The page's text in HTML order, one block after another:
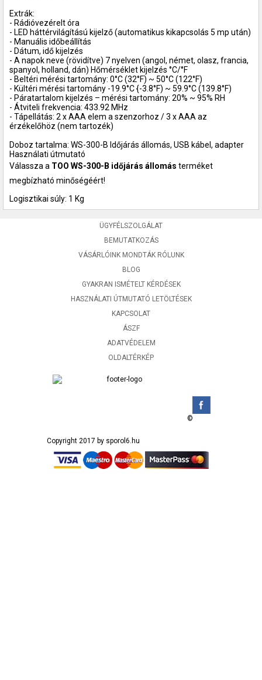
Extrák:
- Rádióvezérelt óra
- LED háttérvilágítású kijelző (automatikus kikapcsolás 5 mp után)
- Manuális időbeállítás
- Dátum, idő kijelzés
- A napok neve (rövidítve) 7 nyelven (angol, német, olasz, francia,
spanyol, holland, dán) Hőmérséklet kijelzés °C/°F
- Beltéri mérési tartomány: 0°C (32°F) ~ 50°C (122°F)
- Kültéri mérési tartomány -19.9°C {-3.8°F) ~ 59.9°C (139.8°F)
- Páratartalom kijelzés – mérési tartomány: 20% ~ 95% RH
- Átviteli frekvencia: 433.92 MHz
- Tápellátás: 2 x AAA elem a szenzorhoz / 3 x AAA az
érzékelőhöz (nem tartozék)
Doboz tartalma: WS-300-B Időjárás állomás, USB kábel, adapter
Használati útmutató
Válassza a TOO WS-300-B időjárás állomás terméket
megbízható minőségéért!
Logisztikai súly: 1 Kg
ÜGYFÉLSZOLGÁLAT
BEMUTATKOZÁS
VÁSÁRLÓINK MONDTÁK RÓLUNK
BLOG
GYAKRAN ISMÉTELT KÉRDÉSEK
HASZNÁLATI ÚTMUTATÓ LETÖLTÉSEK
KAPCSOLAT
ÁSZF
ADATVÉDELEM
OLDALTÉRKÉP
©
Copyright 2017 by sporol6.hu